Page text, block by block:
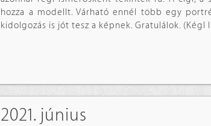
hozza a modellt. Várható ennél több egy
kidolgozás is jót tesz a képnek. Gratulálok. (Kégl
2021. június